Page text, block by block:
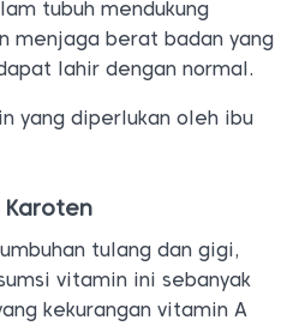
tubuh mendukung
menjaga berat badan yang
lahir dengan normal.
yang diperlukan oleh ibu
Karoten
tulang dan gigi,
vitamin ini sebanyak
kekurangan vitamin A